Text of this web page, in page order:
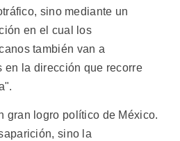
sino mediante un
en el cual los
también van a
en la dirección que recorre
gran logro político de México.
sino la